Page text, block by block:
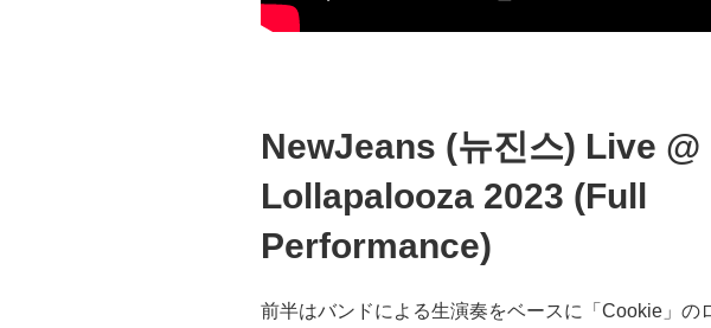
NewJeans (뉴진스) Live @
Lollapalooza 2023 (Full
Performance)
前半はバンドによる生演奏をベースに「Cookie」の